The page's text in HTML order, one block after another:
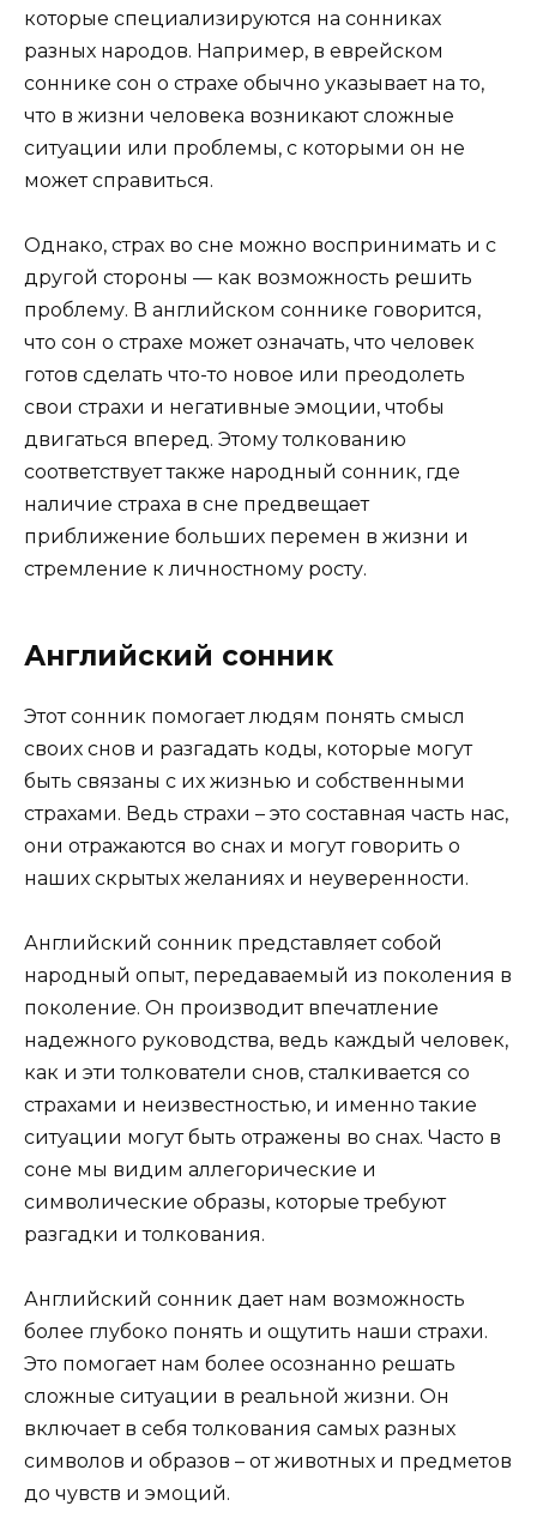
которые специализируются на сонниках
разных народов. Например, в еврейском
соннике сон о страхе обычно указывает на то,
что в жизни человека возникают сложные
ситуации или проблемы, с которыми он не
может справиться.
Однако, страх во сне можно воспринимать и с
другой стороны — как возможность решить
проблему. В английском соннике говорится,
что сон о страхе может означать, что человек
готов сделать что-то новое или преодолеть
свои страхи и негативные эмоции, чтобы
двигаться вперед. Этому толкованию
соответствует также народный сонник, где
наличие страха в сне предвещает
приближение больших перемен в жизни и
стремление к личностному росту.
Английский сонник
Этот сонник помогает людям понять смысл
своих снов и разгадать коды, которые могут
быть связаны с их жизнью и собственными
страхами. Ведь страхи – это составная часть нас,
они отражаются во снах и могут говорить о
наших скрытых желаниях и неуверенности.
Английский сонник представляет собой
народный опыт, передаваемый из поколения в
поколение. Он производит впечатление
надежного руководства, ведь каждый человек,
как и эти толкователи снов, сталкивается со
страхами и неизвестностью, и именно такие
ситуации могут быть отражены во снах. Часто в
соне мы видим аллегорические и
символические образы, которые требуют
разгадки и толкования.
Английский сонник дает нам возможность
более глубоко понять и ощутить наши страхи.
Это помогает нам более осознанно решать
сложные ситуации в реальной жизни. Он
включает в себя толкования самых разных
символов и образов – от животных и предметов
до чувств и эмоций.